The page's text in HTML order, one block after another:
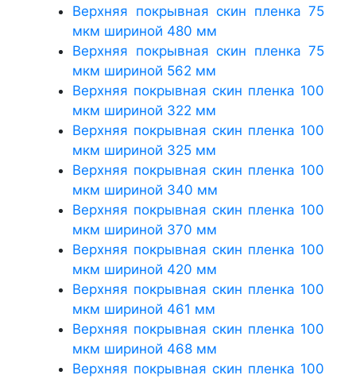
Верхняя покрывная скин пленка 75
мкм шириной 480 мм
Верхняя покрывная скин пленка 75
мкм шириной 562 мм
Верхняя покрывная скин пленка 100
мкм шириной 322 мм
Верхняя покрывная скин пленка 100
мкм шириной 325 мм
Верхняя покрывная скин пленка 100
мкм шириной 340 мм
Верхняя покрывная скин пленка 100
мкм шириной 370 мм
Верхняя покрывная скин пленка 100
мкм шириной 420 мм
Верхняя покрывная скин пленка 100
мкм шириной 461 мм
Верхняя покрывная скин пленка 100
мкм шириной 468 мм
Верхняя покрывная скин пленка 100